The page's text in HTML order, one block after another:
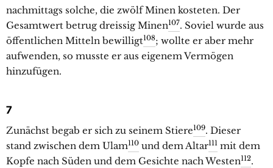
nachmittags solche, die zwölf Minen kosteten. Der
Gesamtwert betrug dreissig Minen107. Soviel wurde aus
öffentlichen Mitteln bewilligt108; wollte er aber mehr
aufwenden, so musste er aus eigenem Vermögen
hinzufügen.
7
Zunächst begab er sich zu seinem Stiere109. Dieser
stand zwischen dem Ulam110 und dem Altar111 mit dem
Kopfe nach Süden und dem Gesichte nach Westen112.